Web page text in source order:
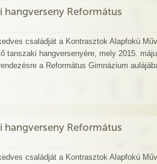
Református
családját a Kontrasztok Alapfokú
tanszaki hangversenyére, mely 2015.
a Református Gimnázium
Református
családját a Kontrasztok Alapfokú